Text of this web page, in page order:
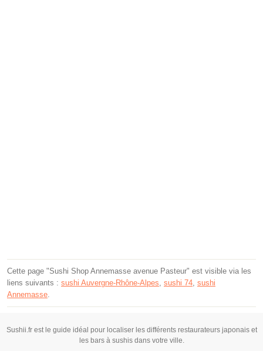
Cette page "Sushi Shop Annemasse avenue Pasteur" est visible via les
liens suivants : sushi Auvergne-Rhône-Alpes, sushi 74, sushi
Annemasse.
Sushii.fr est le guide idéal pour localiser les différents restaurateurs japonais et
les bars à sushis dans votre ville.